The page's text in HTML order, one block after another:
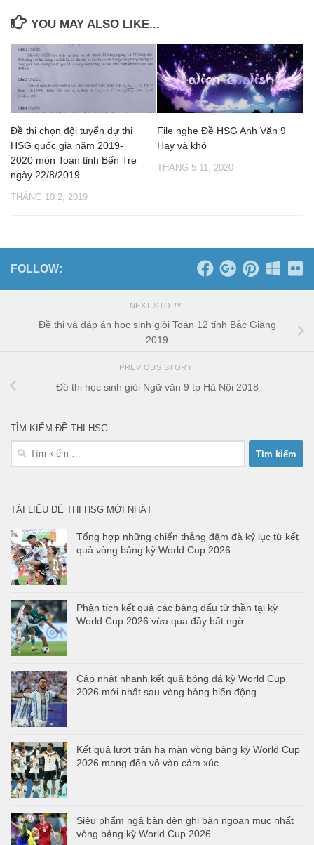
YOU MAY ALSO LIKE...
Đề thi chọn đội tuyển dự thi
HSG quốc gia năm 2019-
2020 môn Toán tỉnh Bến Tre
ngày 22/8/2019
THÁNG 10 2, 2019
File nghe Đề HSG Anh Văn 9
Hay và khó
THÁNG 5 11, 2020
FOLLOW:
NEXT STORY
Đề thi và đáp án học sinh giỏi Toán 12 tỉnh Bắc Giang
2019
PREVIOUS STORY
Đề thi học sinh giỏi Ngữ văn 9 tp Hà Nội 2018
TÌM KIẾM ĐỀ THI HSG
Tìm
kiếm
TÀI LIỆU ĐỀ THI HSG MỚI NHẤT
Tổng hợp những chiến thắng đậm đà kỷ lục từ kết
quả vòng bảng kỳ World Cup 2026
Phân tích kết quả các bảng đấu tử thần tại kỳ
World Cup 2026 vừa qua đầy bất ngờ
Cập nhật nhanh kết quả bóng đá kỳ World Cup
2026 mới nhất sau vòng bảng biến động
Kết quả lượt trận hạ màn vòng bảng kỳ World Cup
2026 mang đến vô vàn cảm xúc
Siêu phẩm ngả bàn đèn ghi bàn ngoạn mục nhất
vòng bảng kỳ World Cup 2026